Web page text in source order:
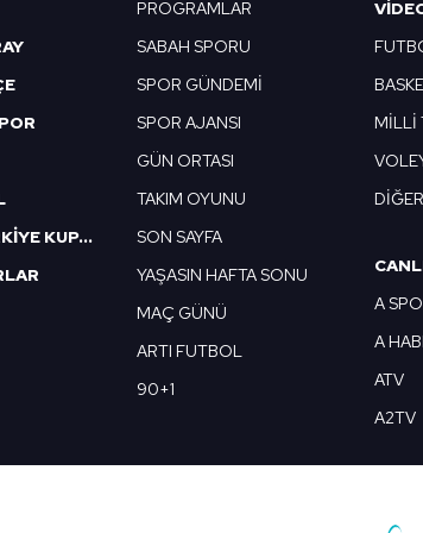
ZİRAAT TÜRKİYE KUPASI
PROGRAMLAR
SABAH SPORU
SPOR GÜNDEMİ
SPOR AJANSI
GÜN ORTASI
TAKIM OYUNU
SON SAYFA
YAŞASIN HAFTA SONU
MAÇ GÜNÜ
ARTI FUTBOL
90+1
MİLLİ
DİĞER
A
A
ATV
A2TV